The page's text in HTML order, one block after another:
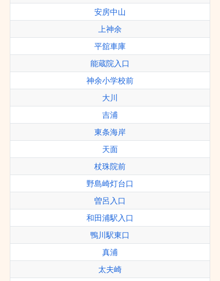
安房中山
上神余
平舘車庫
能蔵院入口
神余小学校前
大川
吉浦
東条海岸
天面
杖珠院前
野島崎灯台口
曽呂入口
和田浦駅入口
鴨川駅東口
真浦
太夫崎